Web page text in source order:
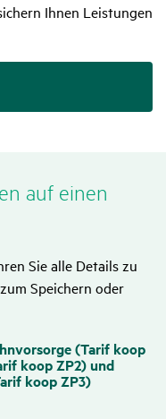
Ihnen Leistungen
auf einen
Sie alle Details zu
Speichern oder
(Tarif koop
koop ZP2) und
koop ZP3)